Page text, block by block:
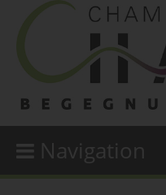
Navigation